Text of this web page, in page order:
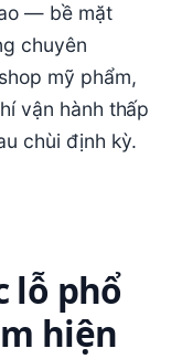
— bề mặt
chuyên
mỹ phẩm,
vận hành thấp
chùi định kỳ.
lỗ phổ
hiện